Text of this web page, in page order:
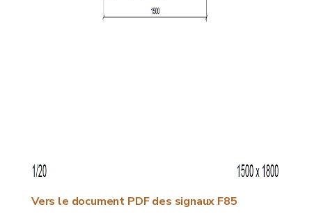
Vers le document PDF des signaux F85